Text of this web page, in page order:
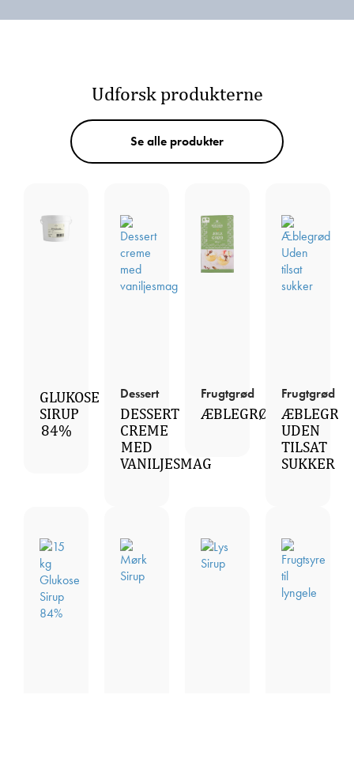
Udforsk produkterne
Se alle produkter
GLUKOSE
SIRUP
84%
Dessert
DESSERT
CREME
MED
VANILJESMAG
Frugtgrød
ÆBLEGRØD
Frugtgrød
UDEN
TILSAT
SUKKER